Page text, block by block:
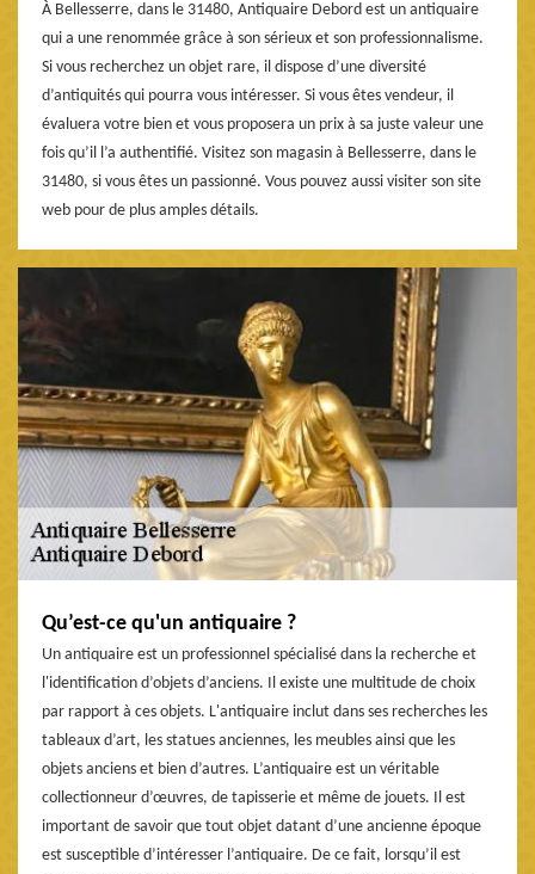
À Bellesserre, dans le 31480, Antiquaire Debord est un antiquaire
qui a une renommée grâce à son sérieux et son professionnalisme.
Si vous recherchez un objet rare, il dispose d’une diversité
d’antiquités qui pourra vous intéresser. Si vous êtes vendeur, il
évaluera votre bien et vous proposera un prix à sa juste valeur une
fois qu’il l’a authentifié. Visitez son magasin à Bellesserre, dans le
31480, si vous êtes un passionné. Vous pouvez aussi visiter son site
web pour de plus amples détails.
Qu’est-ce qu'un antiquaire ?
Un antiquaire est un professionnel spécialisé dans la recherche et
l'identification d’objets d’anciens. Il existe une multitude de choix
par rapport à ces objets. L'antiquaire inclut dans ses recherches les
tableaux d’art, les statues anciennes, les meubles ainsi que les
objets anciens et bien d’autres. L’antiquaire est un véritable
collectionneur d’œuvres, de tapisserie et même de jouets. Il est
important de savoir que tout objet datant d’une ancienne époque
est susceptible d’intéresser l’antiquaire. De ce fait, lorsqu’il est